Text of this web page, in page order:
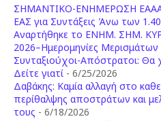
ΣΗΜΑΝΤΙΚΟ-ΕΝΗΜΕΡΩΣΗ ΕΑΑΑ:
ΕΑΣ για Συντάξεις Άνω των
Aναρτήθηκε το ENHM. ΣΗΜ.
2026–Ημερομηνίες
Συνταξιούχοι-Απόστρατοι: Θα
Δείτε γιατί - 6/25/2026
Δαβάκης: Καμία αλλαγή στο
περίθαλψης αποστράτων και
τους - 6/18/2026